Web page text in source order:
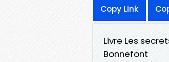
Copy Link
Livre Les
Bonnefont